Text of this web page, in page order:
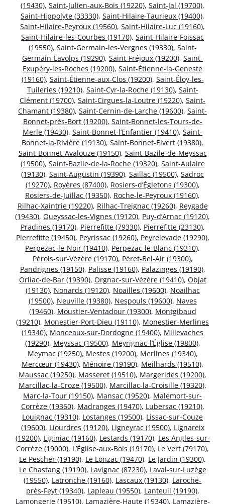
(19430), Saint-Julien-aux-Bois (19220), Saint-Jal (19700),
Saint-Hippolyte (33330), Saint-Hilaire-Taurieux (19400),
Saint-Hilaire-Peyroux (19560), Saint-Hilaire-Luc (19160),
Saint-Hilaire-les-Courbes (19170), Saint-Hilaire-Foissac
(19550), Saint-Germain-les-Vergnes (19330), Saint-
Germain-Lavolps (19290), Saint-Fréjoux (19200), Saint-
Exupéry-les-Roches (19200), Saint-Étienne-la-Geneste
(19160), Saint-Étienne-aux-Clos (19200), Saint-Éloy-les-
Tuileries (19210), Saint-Cyr-la-Roche (19130), Saint-
Clément (19700), Saint-Cirgues-la-Loutre (19220), Saint-
Chamant (19380), Saint-Cernin-de-Larche (19600), Saint-
Bonnet-près-Bort (19200), Saint-Bonnet-les-Tours-de-
Merle (19430), Saint-Bonnet-l’Enfantier (19410), Saint-
Bonnet-la-Rivière (19130), Saint-Bonnet-Elvert (19380),
Saint-Bonnet-Avalouze (19150), Saint-Bazile-de-Meyssac
(19500), Saint-Bazile-de-la-Roche (19320), Saint-Aulaire
(19130), Saint-Augustin (19390), Saillac (19500), Sadroc
(19270), Royères (87400), Rosiers-d’Égletons (19300),
Rosiers-de-Juillac (19350), Roche-le-Peyroux (19160),
Rilhac-Xaintrie (19220), Rilhac-Treignac (19260), Reygade
(19430), Queyssac-les-Vignes (19120), Puy-d’Arnac (19120),
Pradines (19170), Pierrefitte (79330), Pierrefitte (23130),
Pierrefitte (19450), Peyrissac (19260), Peyrelevade (19290),
Perpezac-le-Noir (19410), Perpezac-le-Blanc (19310),
Pérols-sur-Vézère (19170), Péret-Bel-Air (19300),
Pandrignes (19150), Palisse (19160), Palazinges (19190),
Orliac-de-Bar (19390), Orgnac-sur-Vézère (19410), Objat
(19130), Nonards (19120), Noailles (19600), Noailhac
(19500), Neuville (19380), Nespouls (19600), Naves
(19460), Moustier-Ventadour (19300), Montgibaud
(19210), Monestier-Port-Dieu (19110), Monestier-Merlines
(19340), Monceaux-sur-Dordogne (19400), Millevaches
(19290), Meyssac (19500), Meyrignac-l’Église (19800),
Meymac (19250), Mestes (19200), Merlines (19340),
Mercœur (19430), Ménoire (19190), Meilhards (19510),
Maussac (19250), Masseret (19510), Margerides (19200),
Marcillac-la-Croze (19500), Marcillac-la-Croisille (19320),
Marc-la-Tour (19150), Mansac (19520), Malemort-sur-
Corrèze (19360), Madranges (19470), Lubersac (19210),
Louignac (19310), Lostanges (19500), Lissac-sur-Couze
(19600), Liourdres (19120), Ligneyrac (19500), Lignareix
(19200), Liginiac (19160), Lestards (19170), Les Angles-sur-
Corrèze (19000), L’Église-aux-Bois (19170), Le Vert (79170),
Le Pescher (19190), Le Lonzac (19470), Le Jardin (19300),
Le Chastang (19190), Lavignac (87230), Laval-sur-Luzège
(19550), Latronche (19160), Lascaux (19130), Laroche-
près-Feyt (19340), Lapleau (19550), Lanteuil (19190),
Lamongerie (19510), Lamazière-Haute (19340), Lamazière-